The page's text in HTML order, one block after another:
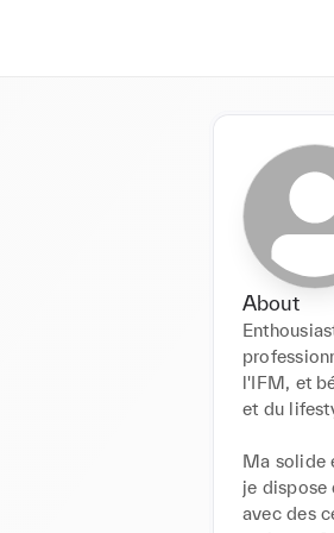
About
l'IFM, et
et du
Ma solide
je dispose
avec des